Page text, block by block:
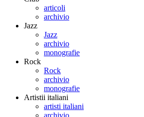
articoli
archivio
Jazz
Jazz
archivio
monografie
Rock
Rock
archivio
monografie
Artistii italiani
artisti italiani
archivio